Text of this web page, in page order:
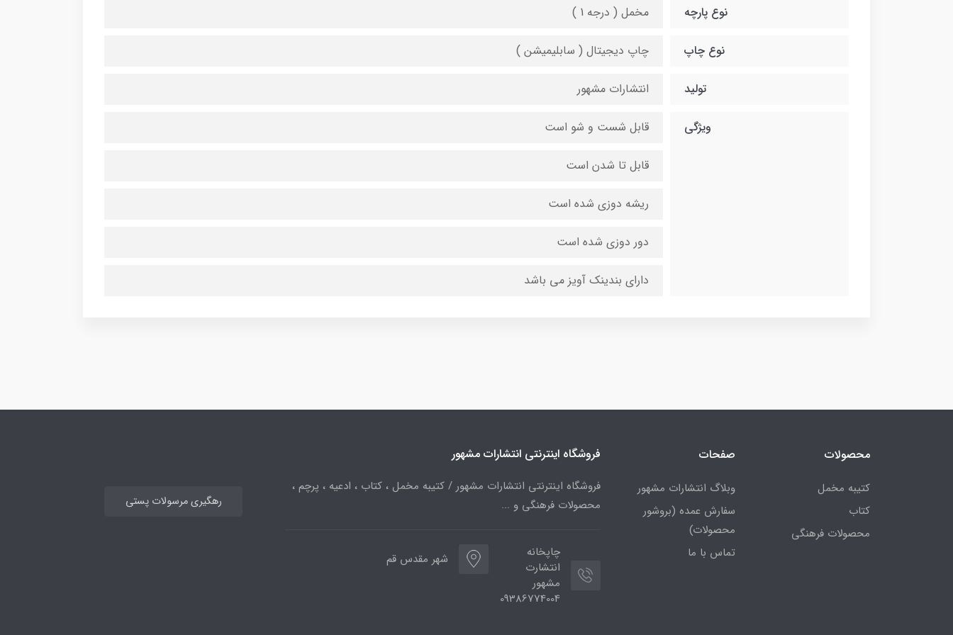
نوع پارچه مخمل ( درجه 1 )
نوع چاپ چاپ دیجیتال ( سابلیمیشن )
تولید انتشارات مشهور
ویژگی قابل شست و شو است
قابل تا شدن است
ریشه دوزی شده است
دور دوزی شده است
دارای بندینک آویز می باشد
محصولات
کتیبه مخمل
کتاب
محصولات فرهنگی
صفحات
وبلاگ انتشارات مشهور
سفارش عمده (بروشور
محصولات)
تماس با ما
فروشگاه اینترنتی انتشارات مشهور
فروشگاه اینترنتی انتشارات مشهور / کتیبه مخمل ، کتاب ، ادعیه ، پرچم ،
محصولات فرهنگی و ...
چاپخانه
انتشارت
مشهور
09386774004
شهر مقدس قم
رهگیری مرسولات پستی